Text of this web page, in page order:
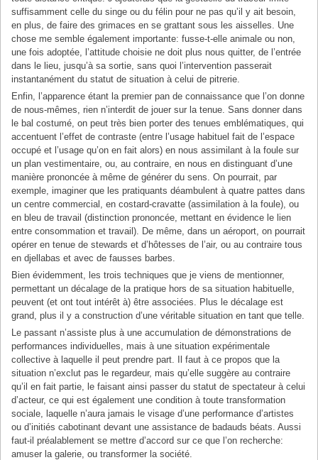
suffisamment celle du singe ou du félin pour ne pas qu’il y ait besoin,
en plus, de faire des grimaces en se grattant sous les aisselles. Une
chose me semble également importante: fusse-t-elle animale ou non,
une fois adoptée, l’attitude choisie ne doit plus nous quitter, de l’entrée
dans le lieu, jusqu’à sa sortie, sans quoi l’intervention passerait
instantanément du statut de situation à celui de pitrerie.
Enfin, l’apparence étant la premier pan de connaissance que l’on donne
de nous-mêmes, rien n’interdit de jouer sur la tenue. Sans donner dans
le bal costumé, on peut très bien porter des tenues emblématiques, qui
accentuent l’effet de contraste (entre l’usage habituel fait de l’espace
occupé et l’usage qu’on en fait alors) en nous assimilant à la foule sur
un plan vestimentaire, ou, au contraire, en nous en distinguant d’une
manière prononcée à même de générer du sens. On pourrait, par
exemple, imaginer que les pratiquants déambulent à quatre pattes dans
un centre commercial, en costard-cravatte (assimilation à la foule), ou
en bleu de travail (distinction prononcée, mettant en évidence le lien
entre consommation et travail). De même, dans un aéroport, on pourrait
opérer en tenue de stewards et d’hôtesses de l’air, ou au contraire tous
en djellabas et avec de fausses barbes.
Bien évidemment, les trois techniques que je viens de mentionner,
permettant un décalage de la pratique hors de sa situation habituelle,
peuvent (et ont tout intérêt à) être associées. Plus le décalage est
grand, plus il y a construction d’une véritable situation en tant que telle.
Le passant n’assiste plus à une accumulation de démonstrations de
performances individuelles, mais à une situation expérimentale
collective à laquelle il peut prendre part. Il faut à ce propos que la
situation n’exclut pas le regardeur, mais qu’elle suggère au contraire
qu’il en fait partie, le faisant ainsi passer du statut de spectateur à celui
d’acteur, ce qui est également une condition à toute transformation
sociale, laquelle n’aura jamais le visage d’une performance d’artistes
ou d’initiés cabotinant devant une assistance de badauds béats. Aussi
faut-il préalablement se mettre d’accord sur ce que l’on recherche:
amuser la galerie, ou transformer la société.